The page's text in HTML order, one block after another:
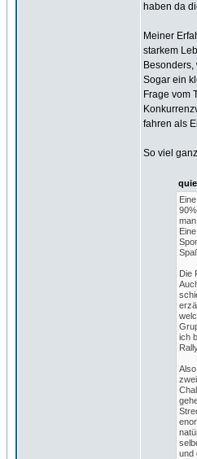
haben da
Meiner
starkem
Sogar ein
Frage vom
fahren als
So viel
Die
ich
und